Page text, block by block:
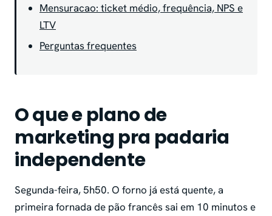
Mensuracao: ticket médio, frequência, NPS e
LTV
Perguntas frequentes
O que e plano de
marketing pra padaria
independente
Segunda-feira, 5h50. O forno já está quente, a
primeira fornada de pão francês sai em 10 minutos e